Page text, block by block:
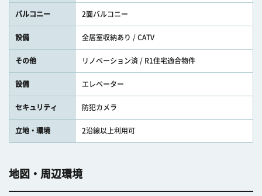
バルコニー 2面バルコニー
設備 全居室収納あり / CATV
その他 リノベーション済 / R1住宅適合物件
設備 エレベーター
セキュリティ 防犯カメラ
立地・環境 2沿線以上利用可
地図・周辺環境